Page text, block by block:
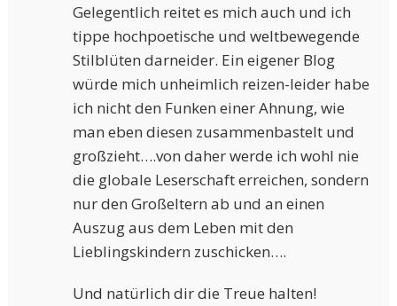
Gelegentlich reitet es mich auch und ich
tippe hochpoetische und weltbewegende
Stilblüten darneider. Ein eigener Blog
würde mich unheimlich reizen-leider habe
ich nicht den Funken einer Ahnung, wie
man eben diesen zusammenbastelt und
großzieht….von daher werde ich wohl nie
die globale Leserschaft erreichen, sondern
nur den Großeltern ab und an einen
Auszug aus dem Leben mit den
Lieblingskindern zuschicken….
Und natürlich dir die Treue halten!